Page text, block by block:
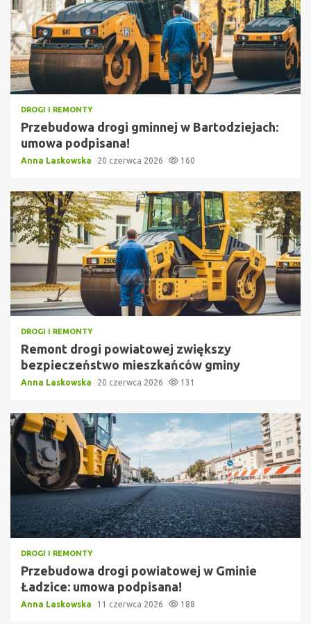
DROGI I REMONTY
Przebudowa drogi gminnej w Bartodziejach:
umowa podpisana!
Anna Laskowska 20 czerwca 2026 160
DROGI I REMONTY
Remont drogi powiatowej zwiększy
bezpieczeństwo mieszkańców gminy
Anna Laskowska 20 czerwca 2026 131
DROGI I REMONTY
Przebudowa drogi powiatowej w Gminie
Ładzice: umowa podpisana!
Anna Laskowska 11 czerwca 2026 188